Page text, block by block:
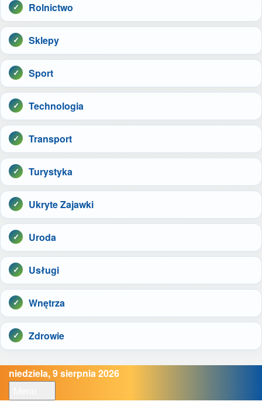
Rolnictwo
Sklepy
Sport
Technologia
Transport
Turystyka
Ukryte Zajawki
Uroda
Usługi
Wnętrza
Zdrowie
niedziela, 9 sierpnia 2026